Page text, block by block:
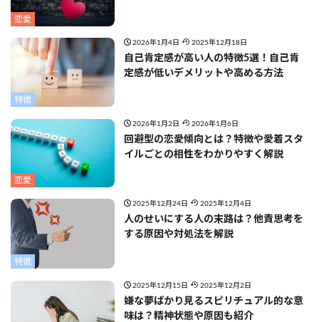
恋愛
特徴
2026年1月4日 2025年12月18日
自己肯定感が高い人の特徴5選！自己肯
定感が低いデメリットや高める方法
恋愛
2026年1月2日 2026年1月6日
回避型の恋愛傾向とは？特徴や愛着スタ
イルごとの相性をわかりやすく解説
特徴
2025年12月24日 2025年12月4日
人のせいにする人の末路は？他責思考を
する原因や対処法を解説
2025年12月15日 2025年12月2日
嫌な夢ばかり見るスピリチュアル的な意
味は？精神状態や原因も紹介